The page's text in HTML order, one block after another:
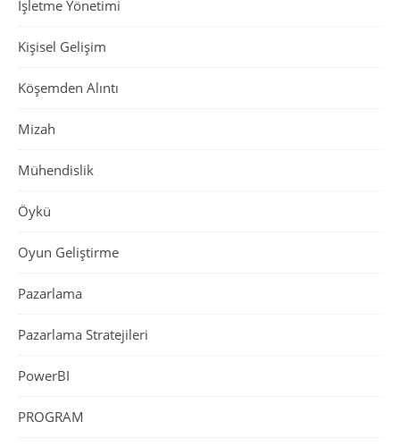
İşletme Yönetimi
Kişisel Gelişim
Köşemden Alıntı
Mizah
Mühendislik
Öykü
Oyun Geliştirme
Pazarlama
Pazarlama Stratejileri
PowerBI
PROGRAM